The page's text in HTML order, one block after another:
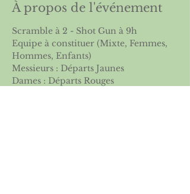
À propos de l'événement
Scramble à 2 - Shot Gun à 9h
Equipe à constituer (Mixte, Femmes,
Hommes, Enfants)
Messieurs : Départs Jaunes
Dames : Départs Rouges